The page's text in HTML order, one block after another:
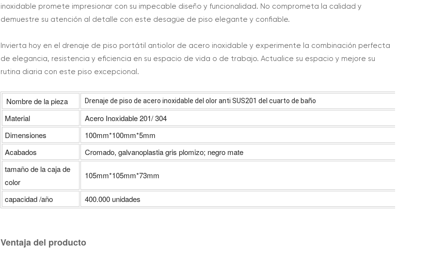
inoxidable promete impresionar con su impecable diseño y funcionalidad. No comprometa la calidad y
demuestre su atención al detalle con este desagüe de piso elegante y confiable.
Invierta hoy en el drenaje de piso portátil antiolor de acero inoxidable y experimente la combinación perfecta
de elegancia, resistencia y eficiencia en su espacio de vida o de trabajo. Actualice su espacio y mejore su
rutina diaria con este piso excepcional.
Nombre de la pieza Drenaje de piso de acero inoxidable del olor anti SUS201 del cuarto de baño
Material
Acero Inoxidable 201/ 304
Dimensiones
100mm*100mm*5mm
Acabados
Cromado, galvanoplastia gris plomizo; negro mate
tamaño de la caja de
color
105mm*105mm*73mm
capacidad /año 400.000 unidades
Ventaja del producto